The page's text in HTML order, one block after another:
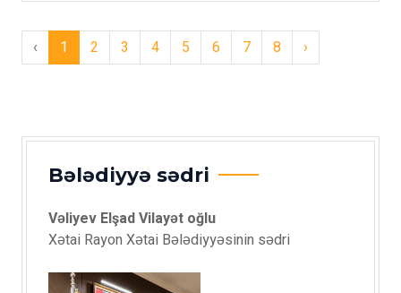
‹ 1 2 3 4 5 6 7 8 ›
Bələdiyyə sədri
Vəliyev Elşad Vilayət oğlu
Xətai Rayon Xətai Bələdiyyəsinin sədri